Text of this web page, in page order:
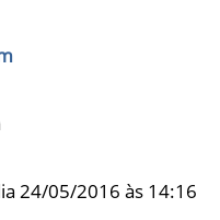
24/05/2016 às 14:16